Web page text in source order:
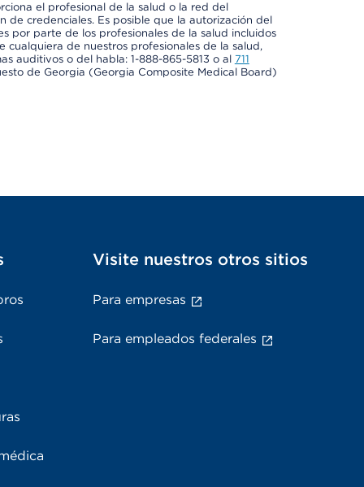
el profesional de la salud o la red del
de credenciales. Es posible que la autorización del
por parte de los profesionales de la salud incluidos
de nuestros profesionales de la salud,
auditivos o del habla: 1-888-865-5813 o al 711
de Georgia (Georgia Composite Medical Board)
Visite nuestros otros sitios
Para empresas
Para empleados federales